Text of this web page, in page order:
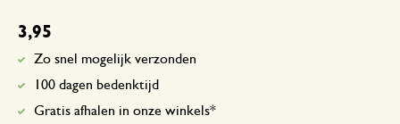
3,95
Zo snel mogelijk verzonden
100 dagen bedenktijd
Gratis afhalen in onze winkels*